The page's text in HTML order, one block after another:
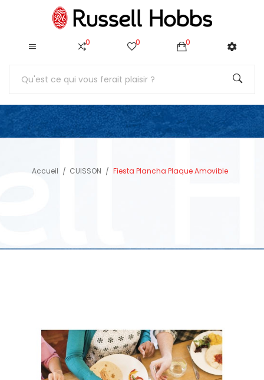
0 0 0
Accueil CUISSON Fiesta Plancha Plaque Amovible